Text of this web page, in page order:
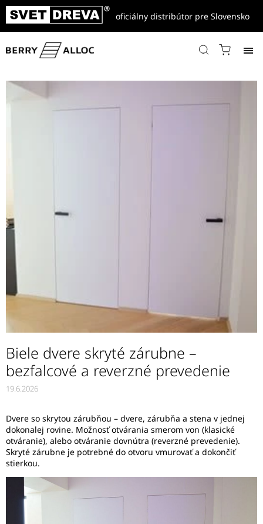
oficiálny distribútor pre Slovensko
Domov / Referencie / Dvere interiérové CPL, fólia, masívne
Biele dvere skryté zárubne – bezfalcové a reverzné prevedenie
Biele dvere skryté zárubne –
bezfalcové a reverzné prevedenie
19.6.2026
Dvere so skrytou zárubňou – dvere, zárubňa a stena v jednej
dokonalej rovine. Možnosť otvárania smerom von (klasické
otváranie), alebo otváranie dovnútra (reverzné prevedenie).
Skryté zárubne je potrebné do otvoru vmurovať a dokončiť
stierkou.